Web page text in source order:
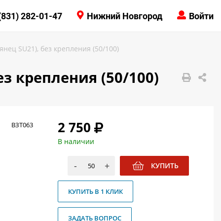
КОНТАКТЫ282-01-47 Нижний Новгород Войти
SU21), без крепления (50/100)
крепления (50/100)
ВЗТ063 2 750
В наличии
- + КУПИТЬ
КУПИТЬ В 1 КЛИК
ЗАДАТЬ ВОПРОС